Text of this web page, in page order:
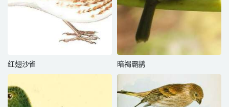
红翅沙雀 暗褐霸鹟